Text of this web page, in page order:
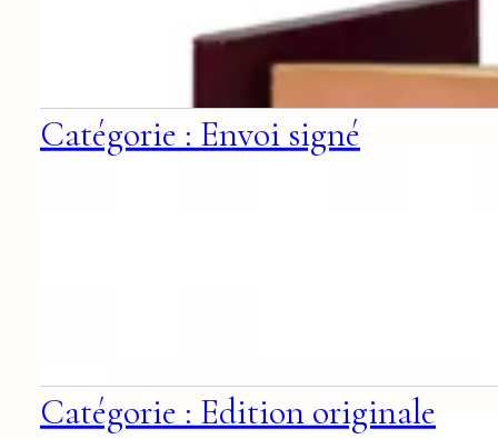
Catégorie : Envoi signé
Catégorie : Edition originale